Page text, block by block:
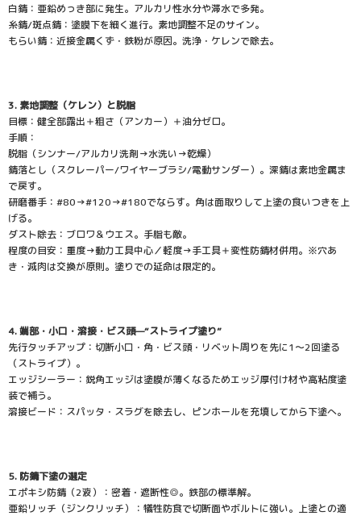
白錆：亜鉛めっき部に発生。アルカリ性水分や滞水で多発。
糸錆/斑点錆：塗膜下を細く進行。素地調整不足のサイン。
もらい錆：近接金属くず・鉄粉が原因。洗浄・ケレンで除去。
3. 素地調整（ケレン）と脱脂
目標：健全部露出＋粗さ（アンカー）＋油分ゼロ。
手順：
脱脂（シンナー/アルカリ洗剤→水洗い→乾燥）
錆落とし（スクレーパー/ワイヤーブラシ/電動サンダー）。深錆は素地金属ま
で戻す。
研磨番手：#80→#120→#180でならす。角は面取りして上塗の食いつきを上
げる。
ダスト除去：ブロワ＆ウエス。手脂も敵。
程度の目安：重度→動力工具中心／軽度→手工具＋変性防錆材併用。※穴あ
き・減肉は交換が原則。塗りでの延命は限定的。
4. 端部・小口・溶接・ビス頭—“ストライプ塗り”
先行タッチアップ：切断小口・角・ビス頭・リベット周りを先に1〜2回塗る
（ストライプ）。
エッジシーラー：鋭角エッジは塗膜が薄くなるためエッジ厚付け材や高粘度塗
装で補う。
溶接ビード：スパッタ・スラグを除去し、ピンホールを充填してから下塗へ。
5. 防錆下塗の選定
エポキシ防錆（2液）：密着・遮断性◎。鉄部の標準解。
亜鉛リッチ（ジンクリッチ）：犠牲防食で切断面やボルトに強い。上塗との適